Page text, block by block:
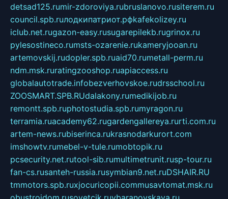
detsad125.rumir-zdoroviya.rubruslanovo.rusiterem.ru
council.spb.ruлодкипатриот.рфkafekolizey.ru
iclub.net.rugazon-easy.rusugarepilekb.rugrinox.ru
pylesostineco.rumsts-ozarenie.rukameryjooan.ru
artemovskij.rudopler.spb.ruaid70.rumetall-perm.ru
ndm.msk.ruratingzooshop.ruapiaccess.ru
globalautotrade.infobezverhovskoe.rudrsschool.ru
ZOOSMART.SPB.RUdalakony.rumedikijob.ru
remontt.spb.ruphotostudia.spb.rumyragon.ru
terramia.ruacademy62.rugardengallereya.rurti.com.ru
artem-news.rubiserinca.rukrasnodarkurort.com
imshowtv.rumebel-v-tule.rumobtopik.ru
pcsecurity.net.rutool-sib.rumultimetrunit.rusp-tour.ru
fan-cs.rusanteh-russia.rusymbian9.net.ruDSHAIR.RU
tmmotors.spb.ruxjocuricopii.commusavtomat.msk.ru